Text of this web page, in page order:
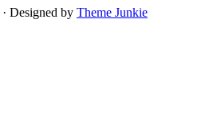
· Designed by Theme Junkie